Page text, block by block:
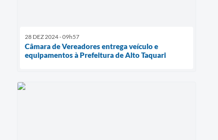
28 DEZ 2024 - 09h57
Câmara de Vereadores entrega veículo e
equipamentos à Prefeitura de Alto Taquari